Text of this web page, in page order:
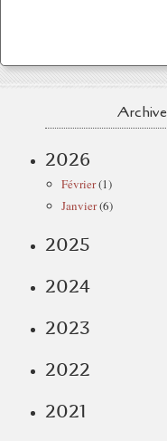
2026
Février(1)
Janvier(6)
2025
2024
2023
2022
2021